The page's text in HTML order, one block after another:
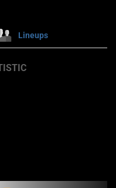
Lineups